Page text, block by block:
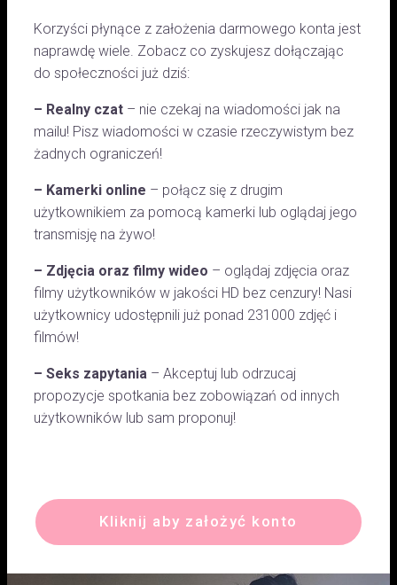
Korzyści płynące z założenia darmowego konta jest
naprawdę wiele. Zobacz co zyskujesz dołączając
do społeczności już dziś:
– Realny czat – nie czekaj na wiadomości jak na
mailu! Pisz wiadomości w czasie rzeczywistym bez
żadnych ograniczeń!
– Kamerki online – połącz się z drugim
użytkownikiem za pomocą kamerki lub oglądaj jego
transmisję na żywo!
– Zdjęcia oraz filmy wideo – oglądaj zdjęcia oraz
filmy użytkowników w jakości HD bez cenzury! Nasi
użytkownicy udostępnili już ponad 231000 zdjęć i
filmów!
– Seks zapytania – Akceptuj lub odrzucaj
propozycje spotkania bez zobowiązań od innych
użytkowników lub sam proponuj!
Kliknij aby założyć konto